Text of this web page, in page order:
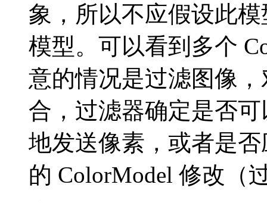
象，所以不应假设此
模型。可以看到多个
意的情况是过滤图像
合，过滤器确定是否
地发送像素，或者是
的 ColorModel 修改（